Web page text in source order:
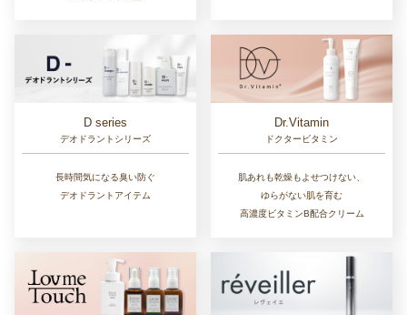
D series
デオドラントシリーズ
長時間気になる臭い防ぐ
デオドラントアイテム
Dr.Vitamin
ドクタービタミン
肌あれも乾燥もよせつけない、
ゆらがない肌を育む
高濃度ビタミンB配合クリーム